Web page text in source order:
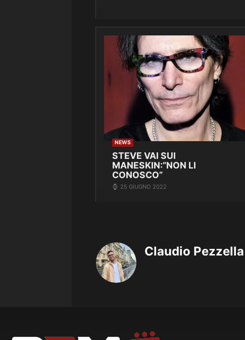
NEWS
STEVE VAI SUI
MANESKIN:”NON LI
CONOSCO”
25 GIUGNO 2022
Claudio Pezzella